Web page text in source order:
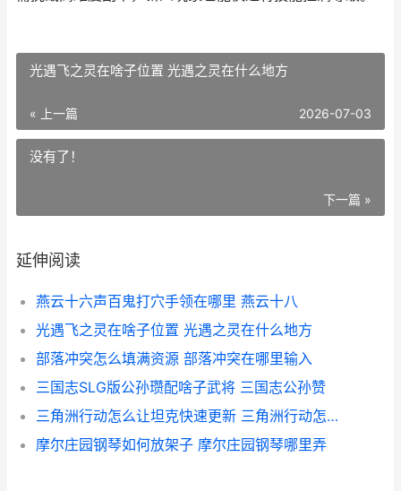
光遇飞之灵在啥子位置 光遇之灵在什么地方
« 上一篇 2026-07-03
没有了！
下一篇 »
延伸阅读
燕云十六声百鬼打穴手领在哪里 燕云十八
光遇飞之灵在啥子位置 光遇之灵在什么地方
部落冲突怎么填满资源 部落冲突在哪里输入
三国志SLG版公孙瓒配啥子武将 三国志公孙赞
三角洲行动怎么让坦克快速更新 三角洲行动怎么提高爆率
摩尔庄园钢琴如何放架子 摩尔庄园钢琴哪里弄